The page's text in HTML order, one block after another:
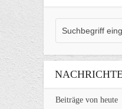
Beiträge von heute